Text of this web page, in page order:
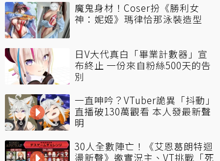
魔鬼身材！Coser扮《勝利女
神：妮姬》瑪律恰那泳裝造型
日V大代真白「畢業計數器」宣
布終止 一份來自粉絲500天的告
別
一直呻吟？VTuber詭異「抖動」
直播破130萬觀看 本人發最新聲
明
30人全數陣亡！《艾恩葛朗特迴
盪新聲》邀實況主、VT挑戰「死